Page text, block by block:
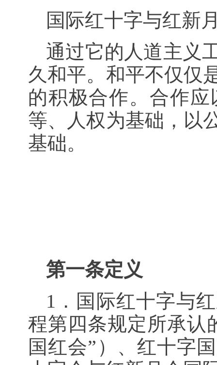
国际红十字与红新
通过它的人道主义
久和平。和平不仅仅
的积极合作。合作
等、人权为基础，以
基础。
第一条定义
1．国际红十字与
程第四条规定所承认
国红会”）、红十字